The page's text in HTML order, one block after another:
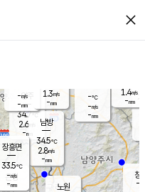
close
양주
34.7℃
2.6
-mm
-℃
-m/s
-mm
창
1.4m/s
-mm
은평
노원
남방
34.5℃
2.8m/s
-mm
장흥면
33.5℃
-m/s
-mm
-m/s
-mm
1.3m/s
-mm